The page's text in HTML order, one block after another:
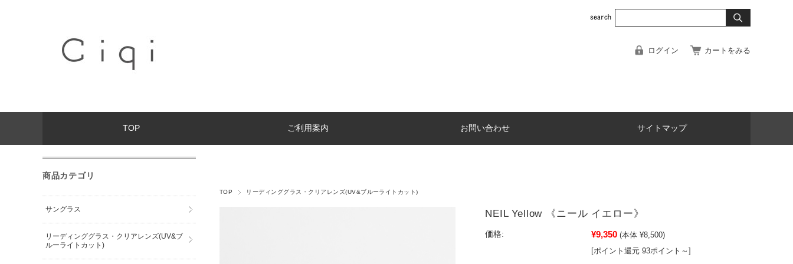
ログイン カートをみる
TOP ご利用案内 お問い合わせ サイトマップ
TOP リーディンググラス・クリアレンズ(UV&ブルーライトカット)
NEIL Yellow 《ニール イエロー》
価格: ¥9,350 (本体 ¥8,500)
[ポイント還元 93ポイント～]
商品カテゴリ
サングラス
リーディンググラス・クリアレンズ(UV&ブ
ルーライトカット)